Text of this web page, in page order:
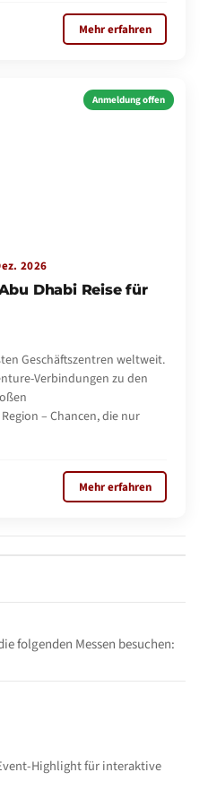
Mehr erfahren
Anmeldung offen
2026
Dhabi Reise für
Geschäftszentren weltweit.
Verbindungen zu den
– Chancen, die nur
Mehr erfahren
folgenden Messen besuchen:
Highlight für interaktive